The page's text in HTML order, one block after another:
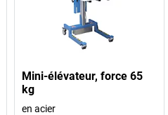
Mini-élévateur, force 65
kg
en acier